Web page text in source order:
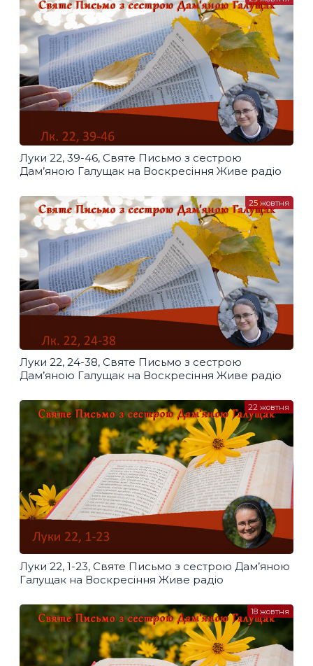
Луки 22, 39-46, Святе Письмо з сестрою
Дам’яною Галущак​ на Воскресіння Живе радіо
Луки 22, 24-38, Святе Письмо з сестрою
Дам’яною Галущак​ на Воскресіння Живе радіо
25 жовтня
Луки 22, 1-23, Святе Письмо з сестрою Дам’яною
Галущак​ на Воскресіння Живе радіо
22 жовтня
18 жовтня